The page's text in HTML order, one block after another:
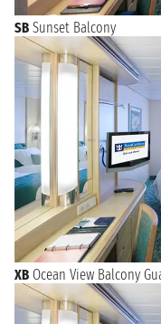
SB Sunset Balcony
XB Ocean View Balcony